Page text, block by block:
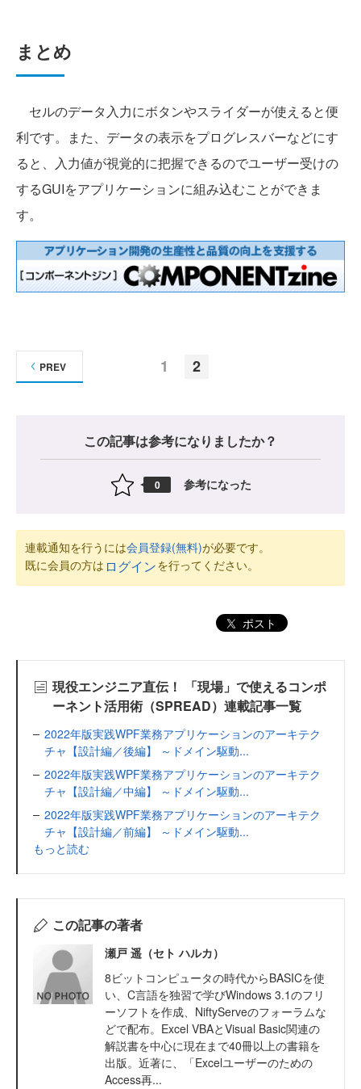
まとめ
セルのデータ入力にボタンやスライダーが使えると便
利です。また、データの表示をプログレスバーなどにす
ると、入力値が視覚的に把握できるのでユーザー受けの
するGUIをアプリケーションに組み込むことができま
す。
1 2
PREV
この記事は参考になりましたか？
0 参考になった
連載通知を行うには会員登録(無料)が必要です。
既に会員の方は ログインを行ってください。
ポスト
現役エンジニア直伝！ 「現場」で使えるコンポ
ーネント活用術（SPREAD）連載記事一覧
2022年版実践WPF業務アプリケーションのアーキテク
チャ【設計編／後編】 ～ドメイン駆動...
2022年版実践WPF業務アプリケーションのアーキテク
チャ【設計編／中編】 ～ドメイン駆動...
2022年版実践WPF業務アプリケーションのアーキテク
チャ【設計編／前編】 ～ドメイン駆動...
もっと読む
この記事の著者
瀬戸 遥（セト ハルカ）
8ビットコンピュータの時代からBASICを使
い、C言語を独習で学びWindows 3.1のフリ
ーソフトを作成、NiftyServeのフォーラムな
どで配布。Excel VBAとVisual Basic関連の
解説書を中心に現在まで40冊以上の書籍を
出版。近著に、「Excelユーザーのための
Access再...